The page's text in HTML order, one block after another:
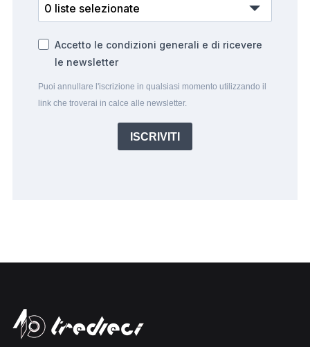
0 liste selezionate
Accetto le condizioni generali e di ricevere
le newsletter
Puoi annullare l'iscrizione in qualsiasi momento utilizzando il
link che troverai in calce alle newsletter.
ISCRIVITI